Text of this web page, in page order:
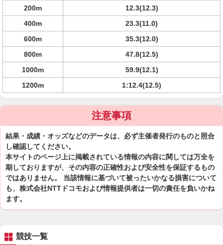
200m
12.3(12.3)
400m
23.3(11.0)
600m
35.3(12.0)
800m
47.8(12.5)
1000m
59.9(12.1)
1200m
1:12.4(12.5)
注意事項
結果・成績・オッズなどのデータは、必ず主催者発行のものと照合
し確認してください。
本サイトのページ上に掲載されている情報の内容に関しては万全を
期しておりますが、その内容の正確性および安全性を保証するもの
ではありません。 当該情報に基づいて被ったいかなる損害について
も、株式会社NTTドコモおよび情報提供者は一切の責任を負いかね
ます。
競技一覧